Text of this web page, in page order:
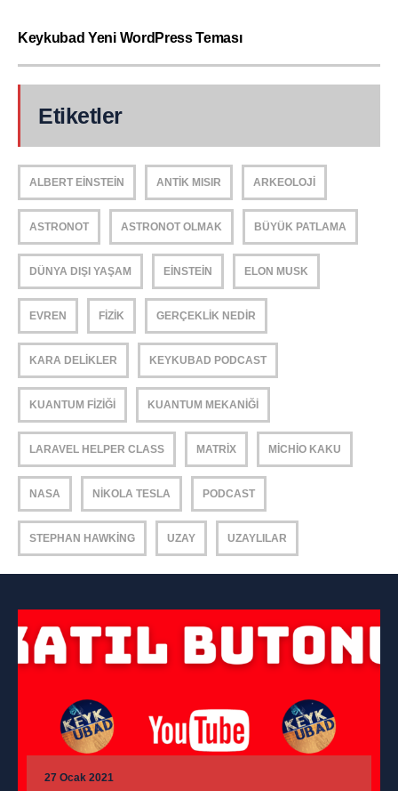
Keykubad Yeni WordPress Teması
Etiketler
ALBERT EINSTEIN ANTIK MISIR ARKEOLOJI
ASTRONOT ASTRONOT OLMAK BÜYÜK PATLAMA
DÜNYA DIŞI YAŞAM EINSTEIN ELON MUSK
EVREN FIZIK GERÇEKLIK NEDIR
KARA DELIKLER KEYKUBAD PODCAST
KUANTUM FIZIĞI KUANTUM MEKANIĞI
LARAVEL HELPER CLASS MATRIX MICHIO KAKU
NASA NIKOLA TESLA PODCAST
STEPHAN HAWKING UZAY UZAYLILAR
27 Ocak 2021